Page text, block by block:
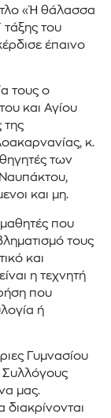
«Ἡ θάλασσα
του
έπαινο
τους ο
και Αγίου
της
κ.
των
και μη.
μαθητές που
τους
και
η τεχνητή
που
ή
Γυμνασίου
Συλλόγους
μας.